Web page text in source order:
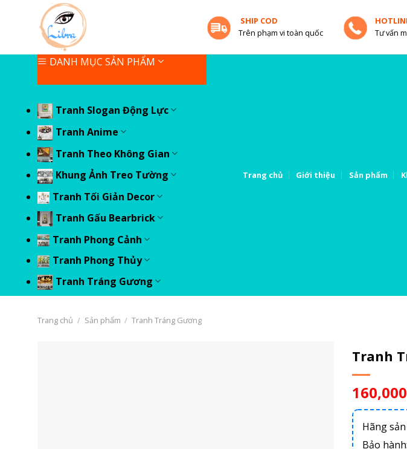
SHIP COD
Trên phạm vi toàn quốc
Tư vấn
DANH MỤC SẢN PHẨM
Tranh Slogan Động Lực
Tranh Anime
Tranh Theo Không Gian
Khung Ảnh Treo Tường
Tranh Tối Giản Decor
Tranh Gấu Bearbrick
Tranh Phong Cảnh
Tranh Phong Thủy
Tranh Tráng Gương
Trang chủ Giới thiệu Sản phẩm
Trang chủ / Sản phẩm / Tranh Tráng Gương
Tranh
160,000
Hãng
Bảo